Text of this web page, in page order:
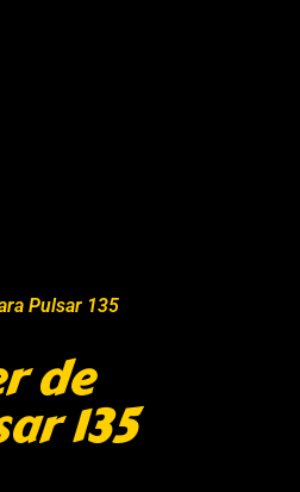
Pulsar 135
de
135